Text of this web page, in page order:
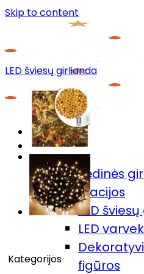
Skip to content
Menu
Prekių katalogas
🎄Kalėdinės
dekoracijos
LED
LED
figūros
LED šviesų girlianda
Kategorijos